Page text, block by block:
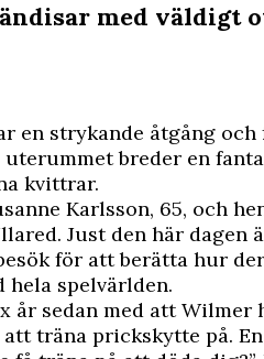
med väldigt
en strykande åtgång
uterummet breder en
kvittrar.
Karlsson, 65, och
Just den här dagen
för att berätta hur
hela spelvärlden.
år sedan med att
att träna prickskytte på.